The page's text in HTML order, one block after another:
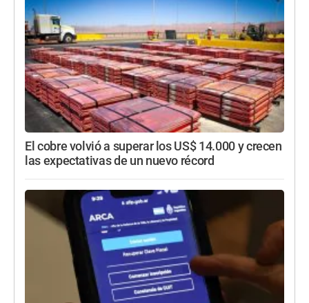
El cobre volvió a superar los US$ 14.000 y crecen
las expectativas de un nuevo récord